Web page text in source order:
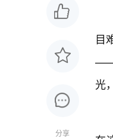
分享
目
——
光